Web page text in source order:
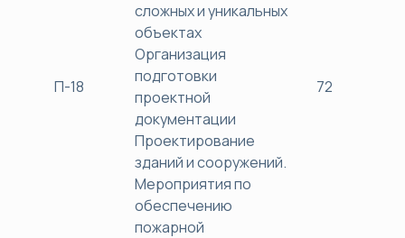
сложных и уникальных
объектах
П-18
Организация
подготовки
проектной
документации
72
Проектирование
зданий и сооружений.
Мероприятия по
обеспечению
пожарной